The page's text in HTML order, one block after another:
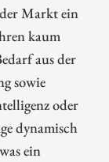
Markt ein
kaum
aus der
sowie
oder
dynamisch
ein